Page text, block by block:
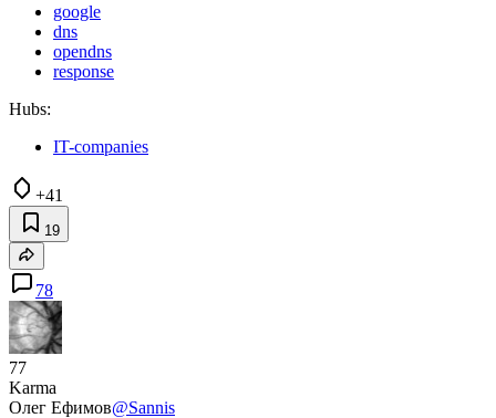
google
dns
opendns
response
Hubs:
IT-companies
+41
19
78
77
Karma
Олег Ефимов@Sannis